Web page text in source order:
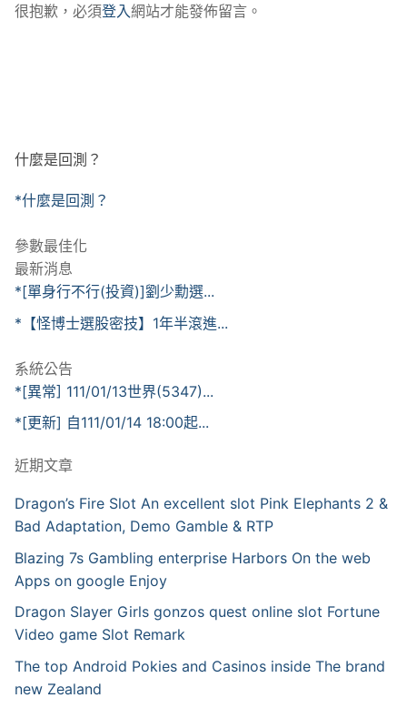
很抱歉，必須登入網站才能發佈留言。
什麼是回測？
*什麼是回測？
參數最佳化
最新消息
*[單身行不行(投資)]劉少勳選...
*【怪博士選股密技】1年半滾進...
系統公告
*[異常] 111/01/13世界(5347)...
*[更新] 自111/01/14 18:00起...
近期文章
Dragon’s Fire Slot An excellent slot Pink Elephants 2 &
Bad Adaptation, Demo Gamble & RTP
Blazing 7s Gambling enterprise Harbors On the web
Apps on google Enjoy
Dragon Slayer Girls gonzos quest online slot Fortune
Video game Slot Remark
The top Android Pokies and Casinos inside The brand
new Zealand